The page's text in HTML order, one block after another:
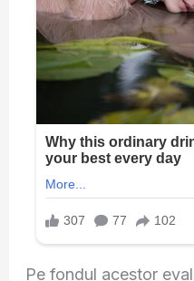
Pe fondul acestor